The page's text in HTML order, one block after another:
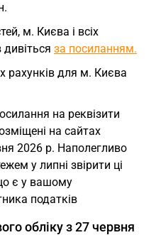
м. Києва і всіх
дивіться за посиланням.
рахунків для м. Києва
на реквізити
на сайтах
2026 р. Наполегливо
у липні звірити ці
є у вашому
податків
обліку з 27 червня